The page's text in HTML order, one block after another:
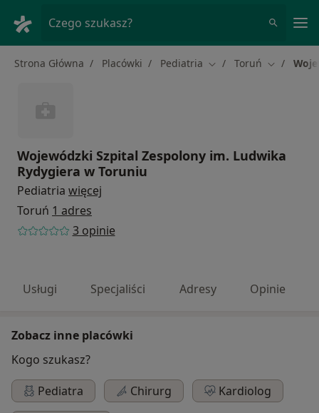
Czego szukasz?
Strona Główna Placówki Pediatria Zmień miasto
Toruń Zmień
Wojewódzki Szpital Zespolony im. Ludwika
Rydygiera w Toruniu
Pediatria więcej
Toruń 1 adres
3 opinie
Usługi Specjaliści Adresy Opinie
Zobacz inne placówki
Kogo szukasz?
Pediatra
Chirurg
Kardiolog